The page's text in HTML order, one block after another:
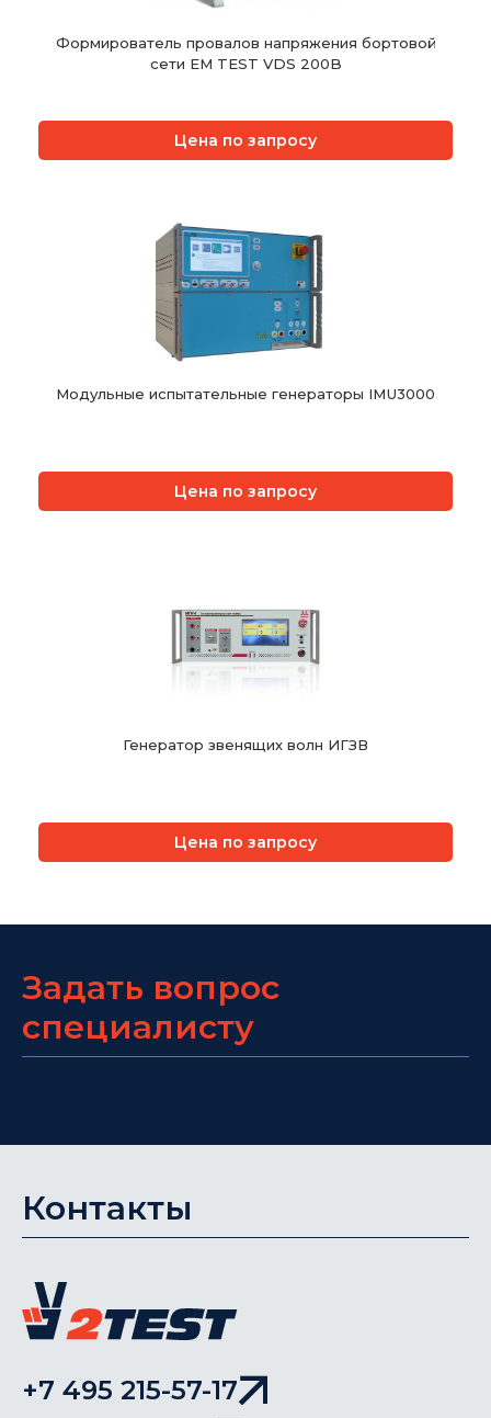
Формирователь провалов напряжения бортовой
сети EM TEST VDS 200B
Цена по запросу
Модульные испытательные генераторы IMU3000
Цена по запросу
Генератор звенящих волн ИГЗВ
Цена по запросу
Задать вопрос
специалисту
Контакты
+7 495 215-57-17